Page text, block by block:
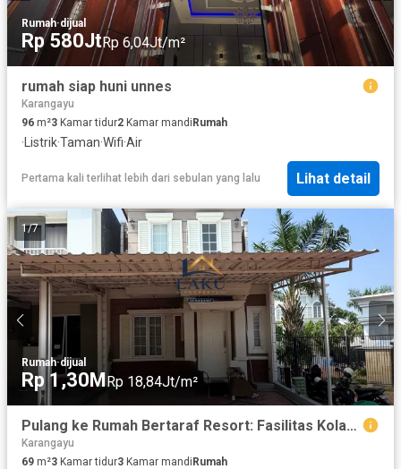
Rumah·dijual
Rp 580JtRp 6,04Jt/m²
rumah siap huni unnes
Karangayu
96 m²3 Kamar tidur2 Kamar mandiRumah
·Listrik·Taman·Wifi·Air
Pertama kali terlihat lebih dari sebulan yang lalu Lihat detail
1/7
Rumah·dijual
Rp 1,30MRp 18,84Jt/m²
Pulang ke Rumah Bertaraf Resort: Fasilitas Kolam Renang & Gym Eksklusif Setiap Hari.
Karangayu
69 m²3 Kamar tidur3 Kamar mandi Rumah